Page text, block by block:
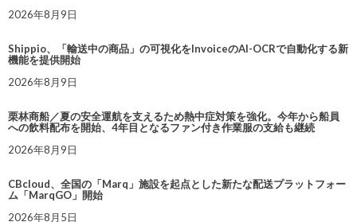
2026年8月9日
Shippio、「輸送中の商品」の可視化をInvoiceのAI-OCRで自動化する新
機能を提供開始
2026年8月9日
栗林商船／夏の安全運航を支えるため熱中症対策を強化。今年から船員
への飲料配布を開始、4年目となるファン付き作業服の支給も継続
2026年8月9日
CBcloud、全国の「Marq」施設を起点とした新たな配送プラットフォー
ム「MarqGO」開始
2026年8月5日